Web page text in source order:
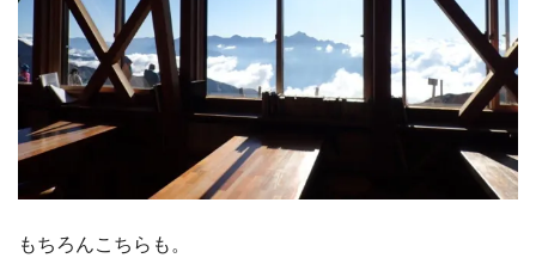
もちろんこちらも。